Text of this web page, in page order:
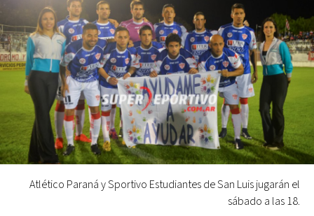
Atlético Paraná y Sportivo Estudiantes de San Luis jugarán el
sábado a las 18.